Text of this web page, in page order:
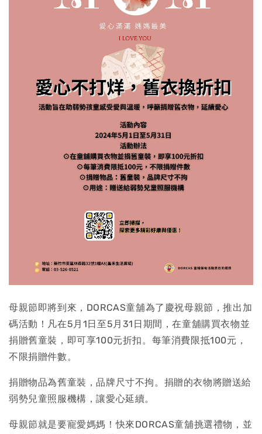
母親節即將到來，DORCAS童舖為了慶祝母親節，推出加
碼活動！凡在5月1日至5月31日期間，在童舖購買衣物並
捐贈舊童裝，即可享100元折扣。每筆消費限抵100元，
不限捐贈件數。
捐贈物品為舊童裝，品牌尺寸不拘。捐贈的衣物將贈送給
弱勢兒童照服機構，讓愛心延續。
母親節就是要寵愛媽媽！快來DORCAS童舖挑選禮物，並